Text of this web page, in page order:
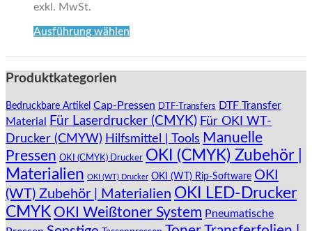
werden
exkl. MwSt.
Ausführung wählen
weist
mehrere
Die
Optionen
können
der
Produktseite
gewählt
werden
Produktkategorien
Bedruckbare Artikel Cap-Pressen DTF-Transfers
DTF Transfer
Material
Für Laserdrucker (CMYK) Für OKI WT-
Drucker (CMYW) Hilfsmittel | Tools Manuelle
Pressen OKI (CMYK) Drucker OKI (CMYK) Zubehör |
Materialien OKI (WT) Drucker OKI (WT) Rip-Software OKI
(WT) Zubehör | Materialien OKI LED-Drucker
CMYK OKI Weißtoner System Pneumatische